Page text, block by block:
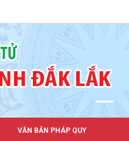
VĂN BẢN PHÁP QUY